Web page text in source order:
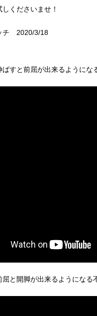
くださいませ！
チ 2020/3/18
すと前屈が出来るようにな
と開脚が出来るようになる